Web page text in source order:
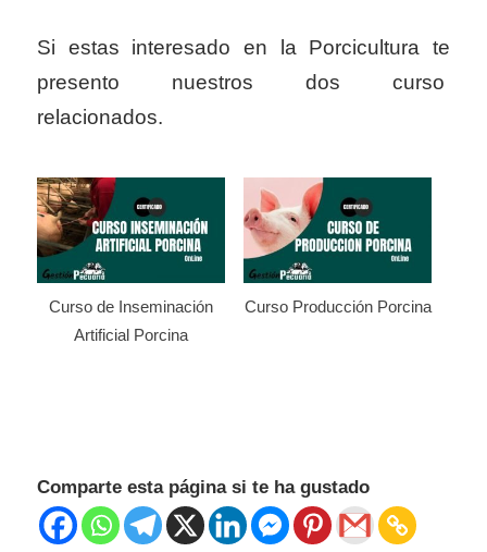
Si estas interesado en la Porcicultura te
presento nuestros dos curso
relacionados.
Curso de Inseminación
Artificial Porcina
Curso Producción Porcina
Comparte esta página si te ha gustado